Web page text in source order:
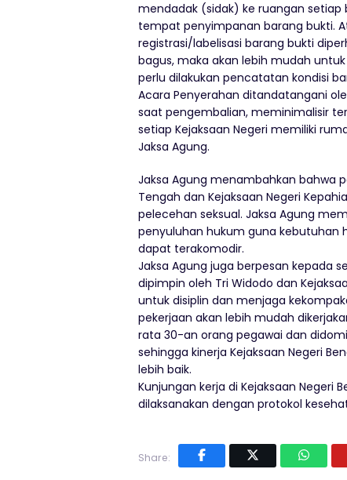
mendadak (sidak) ke ruangan
tempat penyimpanan barang bukti.
registrasi/labelisasi barang bukti
bagus, maka akan lebih mudah
perlu dilakukan pencatatan kondisi
Acara Penyerahan ditandatangani
saat pengembalian, meminimalisir
setiap Kejaksaan Negeri memiliki
Jaksa Agung.
Jaksa Agung menambahkan bahwa
Tengah dan Kejaksaan Negeri
pelecehan seksual. Jaksa Agung
penyuluhan hukum guna kebutuhan
dapat terakomodir.
Jaksa Agung juga berpesan kepada
dipimpin oleh Tri Widodo dan
untuk disiplin dan menjaga
pekerjaan akan lebih mudah
rata 30-an orang pegawai dan
sehingga kinerja Kejaksaan Negeri
lebih baik.
Kunjungan kerja di Kejaksaan Negeri
dilaksanakan dengan protokol
Share: